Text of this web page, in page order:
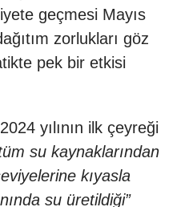
geçmesi Mayıs
zorlukları göz
pek bir etkisi
yılının ilk çeyreği
su kaynaklarından
kıyasla
su üretildiği”